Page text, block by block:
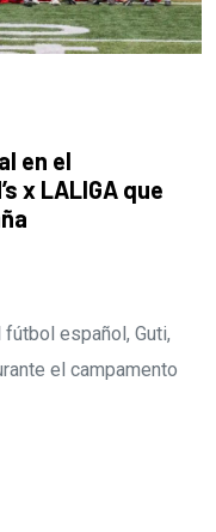
en el
x LALIGA que
español, Guti,
el campamento